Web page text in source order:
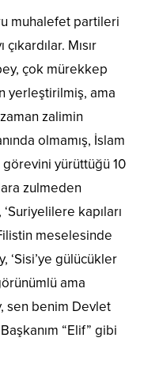
muhalefet partileri
Mısır
çok mürekkep
yerleştirilmiş, ama
zalimin
olmamış, İslam
yürüttüğü 10
zulmeden
kapıları
meselesinde
‘Sisi’ye gülücükler
ama
sen benim Devlet
“Elif” gibi